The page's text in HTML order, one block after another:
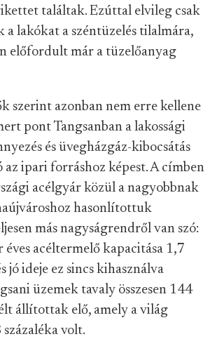
találtak. Ezúttal elvileg csak
lakókat a széntüzelés tilalmára,
előfordult már a tüzelőanyag
szerint azonban nem erre kellene
pont Tangsanban a lakossági
és üvegházgáz-kibocsátás
az ipari forráshoz képest. A címben
acélgyár közül a nagyobbnak
hasonlítottuk
más nagyságrendről van szó:
acéltermelő kapacitása 1,7
jó ideje ez sincs kihasználva
üzemek tavaly összesen 144
állítottak elő, amely a világ
volt.